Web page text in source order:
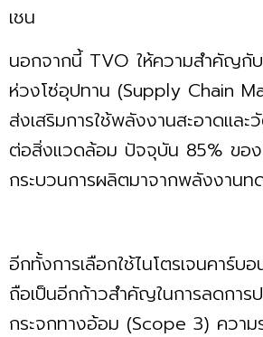
เชน
นอกจากนี้ TVO ให้ความสำคัญกับ
ห่วงโซ่อุปทาน (Supply Chain
ส่งเสริมการใช้พลังงานสะอาดแล
ต่อสิ่งแวดล้อม ปัจจุบัน 85% ของ
กระบวนการผลิตมาจากพลังงานท
อีกทั้งการเลือกใช้ไนโตรเจนคาร์บ
ถือเป็นอีกก้าวสำคัญในการลดการ
กระจกทางอ้อม (Scope 3) ควา